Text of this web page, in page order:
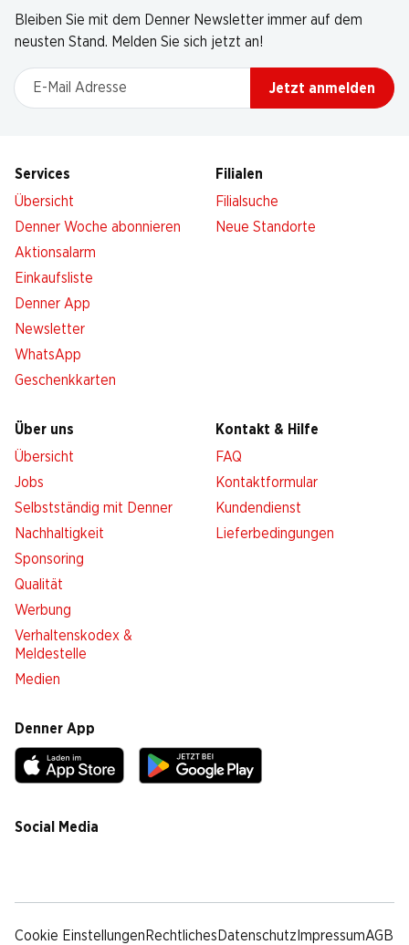
Bleiben Sie mit dem Denner Newsletter immer auf dem
neusten Stand. Melden Sie sich jetzt an!
E-Mail Adresse
Jetzt anmelden
Services
Übersicht
Denner Woche abonnieren
Aktionsalarm
Einkaufsliste
Denner App
Newsletter
WhatsApp
Geschenkkarten
Filialen
Filialsuche
Neue Standorte
Über uns
Übersicht
Jobs
Selbstständig mit Denner
Nachhaltigkeit
Sponsoring
Qualität
Werbung
Verhaltenskodex &
Meldestelle
Medien
Kontakt & Hilfe
FAQ
Kontaktformular
Kundendienst
Lieferbedingungen
Denner App
Social Media
Cookie Einstellungen Rechtliches Datenschutz ImpressumAGB